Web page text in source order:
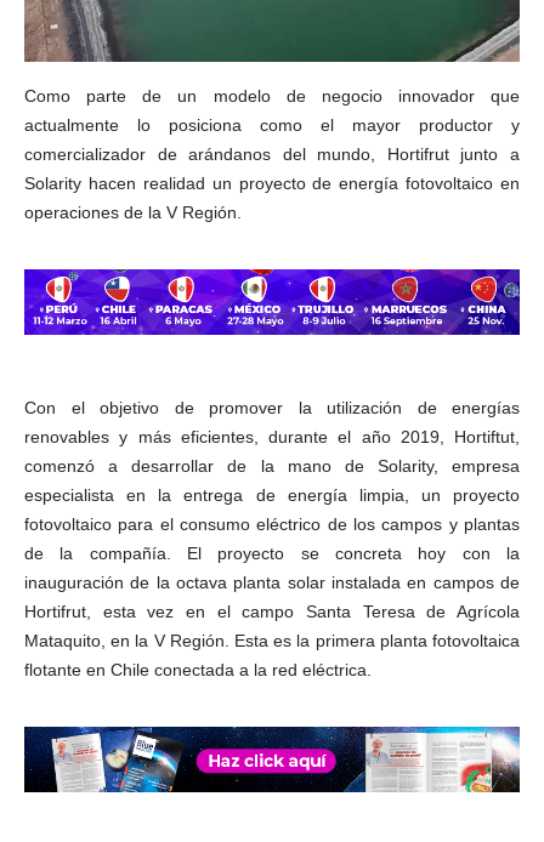
Como parte de un modelo de negocio innovador que
actualmente lo posiciona como el mayor productor y
comercializador de arándanos del mundo, Hortifrut junto a
Solarity hacen realidad un proyecto de energía fotovoltaico en
operaciones de la V Región.
Con el objetivo de promover la utilización de energías
renovables y más eficientes, durante el año 2019, Hortiftut,
comenzó a desarrollar de la mano de Solarity, empresa
especialista en la entrega de energía limpia, un proyecto
fotovoltaico para el consumo eléctrico de los campos y plantas
de la compañía. El proyecto se concreta hoy con la
inauguración de la octava planta solar instalada en campos de
Hortifrut, esta vez en el campo Santa Teresa de Agrícola
Mataquito, en la V Región. Esta es la primera planta fotovoltaica
flotante en Chile conectada a la red eléctrica.